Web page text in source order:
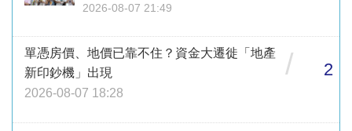
2026-08-07 21:49
單憑房價、地價已靠不住？資金大遷徙「地產
新印鈔機」出現
2026-08-07 18:28
/ 2